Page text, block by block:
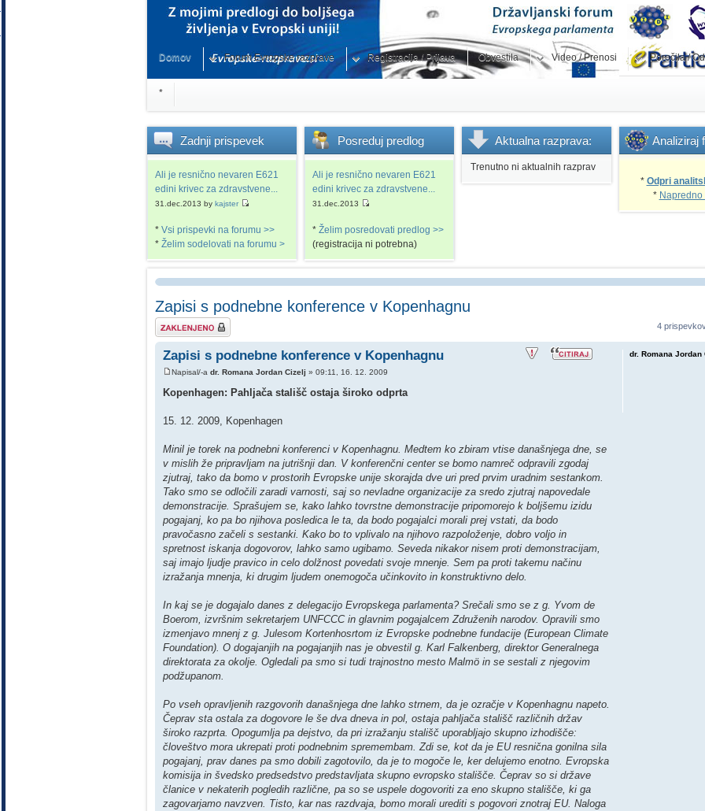
Domov Forum Evropske razprave Registracija / Prijava Obvestila Video / Prenosi Poročila /
*
Zadnji prispevek
Ali je resnično nevaren E621
edini krivec za zdravstvene...
31.dec.2013 by kajster
* Vsi prispevki na forumu >>
* Želim sodelovati na forumu >
Posreduj predlog
Ali je resnično nevaren E621
edini krivec za zdravstvene...
31.dec.2013
* Želim posredovati predlog >>
(registracija ni potrebna)
Aktualnarazprava:
Trenutno ni aktualnih razprav
Analiziraj
* Odpri
* Napredno
Zapisi s podnebne konference v Kopenhagnu
Tema je zaklenjena 4
Zapisi s podnebne konference v Kopenhagnu
Napisal/-a dr. Romana Jordan Cizelj » 09:11, 16. 12. 2009
Kopenhagen: Pahljača stališč ostaja široko odprta
15. 12. 2009, Kopenhagen
Minil je torek na podnebni konferenci v Kopenhagnu. Medtem ko zbiram vtise današnjega dne, se
v mislih že pripravljam na jutrišnji dan. V konferenčni center se bomo namreč odpravili zgodaj
zjutraj, tako da bomo v prostorih Evropske unije skorajda dve uri pred prvim uradnim sestankom.
Tako smo se odločili zaradi varnosti, saj so nevladne organizacije za sredo zjutraj napovedale
demonstracije. Sprašujem se, kako lahko tovrstne demonstracije pripomorejo k boljšemu izidu
pogajanj, ko pa bo njihova posledica le ta, da bodo pogajalci morali prej vstati, da bodo
pravočasno začeli s sestanki. Kako bo to vplivalo na njihovo razpoloženje, dobro voljo in
spretnost iskanja dogovorov, lahko samo ugibamo. Seveda nikakor nisem proti demonstracijam,
saj imajo ljudje pravico in celo dolžnost povedati svoje mnenje. Sem pa proti takemu načinu
izražanja mnenja, ki drugim ljudem onemogoča učinkovito in konstruktivno delo.
In kaj se je dogajalo danes z delegacijo Evropskega parlamenta? Srečali smo se z g. Yvom de
Boerom, izvršnim sekretarjem UNFCCC in glavnim pogajalcem Združenih narodov. Opravili smo
izmenjavo mnenj z g. Julesom Kortenhosrtom iz Evropske podnebne fundacije (European Climate
Foundation). O dogajanjih na pogajanjih nas je obvestil g. Karl Falkenberg, direktor Generalnega
direktorata za okolje. Ogledali pa smo si tudi trajnostno mesto Malmö in se sestali z njegovim
podžupanom.
Po vseh opravljenih razgovorih današnjega dne lahko strnem, da je ozračje v Kopenhagnu napeto.
Čeprav sta ostala za dogovore le še dva dneva in pol, ostaja pahljača stališč različnih držav
široko razprta. Opogumlja pa dejstvo, da pri izražanju stališč uporabljajo skupno izhodišče:
človeštvo mora ukrepati proti podnebnim spremembam. Zdi se, kot da je EU resnična gonilna sila
pogajanj, prav danes pa smo dobili zagotovilo, da je to mogoče le, ker delujemo enotno. Evropska
komisija in švedsko predsedstvo predstavljata skupno evropsko stališče. Čeprav so si države
članice v nekaterih pogledih različne, pa so se uspele dogovoriti za eno skupno stališče, ki ga
zagovarjamo navzven. Tisto, kar nas razdvaja, bomo morali urediti s pogovori znotraj EU. Naloga
dr. Romana Jordan